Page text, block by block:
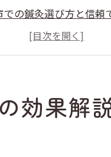
での鍼灸選び方と信頼
活用した咳症状の緩和
高い鍼灸院を比較する
癒力を活かす鍼灸施術
癒力を高める鍼灸の施
効果解